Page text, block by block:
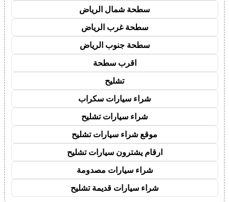
سطحة شمال الرياض
سطحة غرب الرياض
سطحة جنوب الرياض
اقرب سطحة
تشليح
شراء سيارات سكراب
شراء سيارات تشليح
موقع شراء سيارات تشليح
ارقام يشترون سيارات تشليح
شراء سيارات مصدومة
شراء سيارات قديمة تشليح